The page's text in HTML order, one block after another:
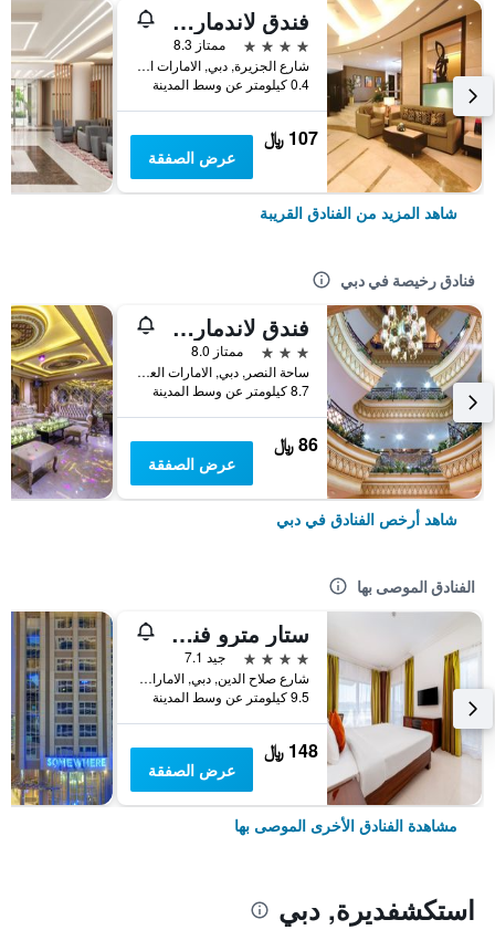
فندق لاندمارك الرقة
4 نجوم
ممتاز 8.3
شارع الجزيرة, دبي, الامارات العربية المتحدة
0.4 كيلومتر عن وسط المدينة
107 ﷼
عرض الصفقة
شاهد المزيد من الفنادق القريبة
فنادق رخيصة في دبي
فندق لاندمارك بلازا
3 نجوم
ممتاز 8.0
ساحة النصر, دبي, الامارات العربية المتحدة
8.7 كيلومتر عن وسط المدينة
86 ﷼
عرض الصفقة
شاهد أرخص الفنادق في دبي
الفنادق الموصى بها
ستار مترو فندق ديرة دبي
4 نجوم
جيد 7.1
شارع صلاح الدين, دبي, الامارات العربية المتحدة
9.5 كيلومتر عن وسط المدينة
148 ﷼
عرض الصفقة
مشاهدة الفنادق الأخرى الموصى بها
استكشفديرة, دبي